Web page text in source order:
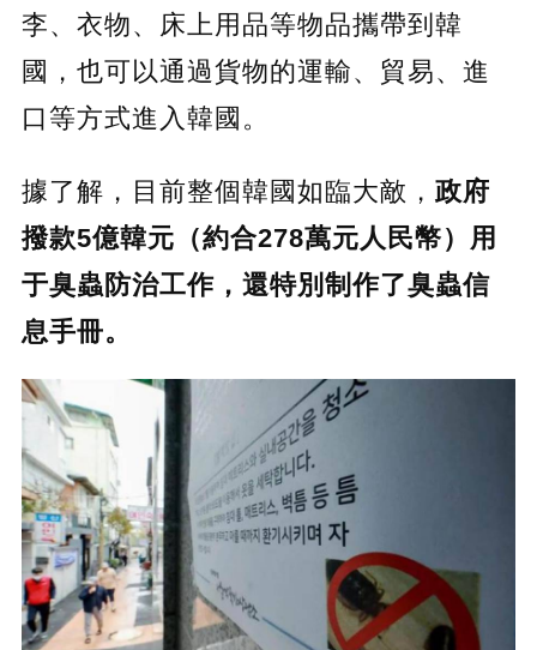
李、衣物、床上用品等物品攜帶到韓
國，也可以通過貨物的運輸、貿易、進
口等方式進入韓國。
據了解，目前整個韓國如臨大敵， 政府
撥款5億韓元（約合278萬元人民幣）用
于臭蟲防治工作，還特別制作了臭蟲信
息手冊。